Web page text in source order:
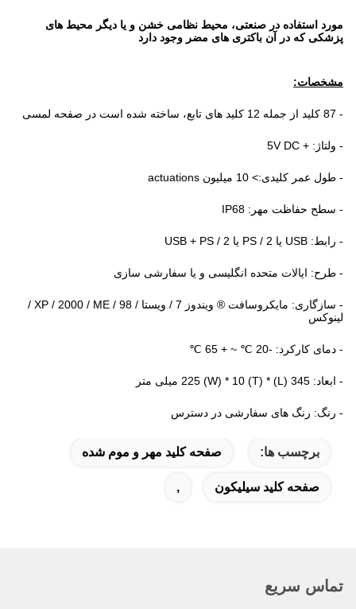
مورد استفاده در صنعتی، محیط نظامی خشن و یا دیگر محیط های
پزشکی که در آن باکتری های مضر وجود دارد
مشخصات:
- 87 کلید از جمله 12 کلید های تابع، ساخته شده است در صفحه لمسی
- ولتاژ: + 5V DC
- طول عمر کلیدی:> 10 میلیون actuations
- سطح حفاظت مهر: IP68
- رابط: USB یا PS / 2 یا USB + PS / 2
- طرح: ایالات متحده انگلیسی و یا سفارشی سازی
- سازگاری: مایکروسافت ® ویندوز 7 / ویستا / XP / 2000 / ME / 98 /
لینوکس
- دمای کارکرد: -20 ℃ ~ + 65 ℃
- ابعاد: 345 (L) * 225 (W) * 10 (T) میلی متر
- رنگ: رنگ های سفارشی در دسترس
برچسب ها: صفحه کلید مهر و موم شده
صفحه کلید سیلیکون ,
تماس سریع